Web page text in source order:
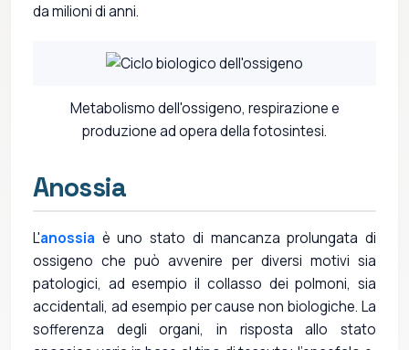
da milioni di anni.
Metabolismo dell'ossigeno, respirazione e
produzione ad opera della fotosintesi.
Anossia
L'anossia è uno stato di mancanza prolungata di
ossigeno che può avvenire per diversi motivi sia
patologici, ad esempio il collasso dei polmoni, sia
accidentali, ad esempio per cause non biologiche. La
sofferenza degli organi, in risposta allo stato